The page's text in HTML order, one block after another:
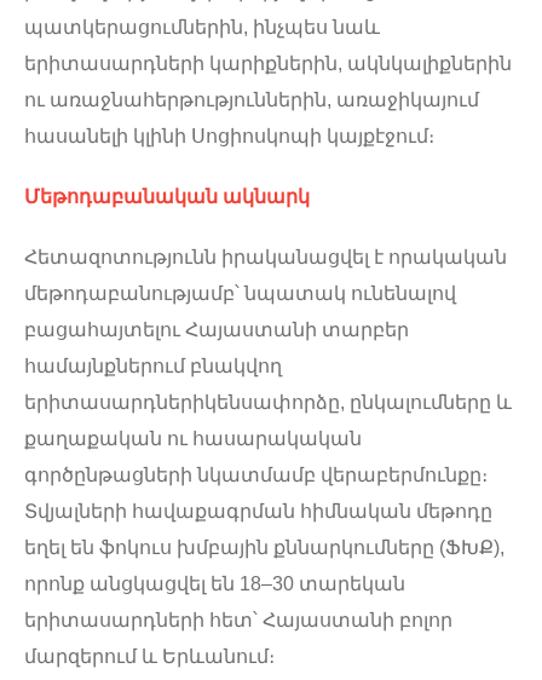
պատկերացումներին, ինչպես նաև
երիտասարդների կարիքներին, ակնկալիքներին
ու առաջնահերթություններին, առաջիկայում
հասանելի կլինի Սոցիոսկոպի կայքէջում։
Մեթոդաբանական ակնարկ
Հետազոտությունն իրականացվել է որակական
մեթոդաբանությամբ՝ նպատակ ունենալով
բացահայտելու Հայաստանի տարբեր
համայնքներում բնակվող
երիտասարդներիկենսափորձը, ընկալումները և
քաղաքական ու հասարակական
գործընթացների նկատմամբ վերաբերմունքը։
Տվյալների հավաքագրման հիմնական մեթոդը
եղել են ֆոկուս խմբային քննարկումները (ՖԽՔ),
որոնք անցկացվել են 18–30 տարեկան
երիտասարդների հետ՝ Հայաստանի բոլոր
մարզերում և Երևանում։